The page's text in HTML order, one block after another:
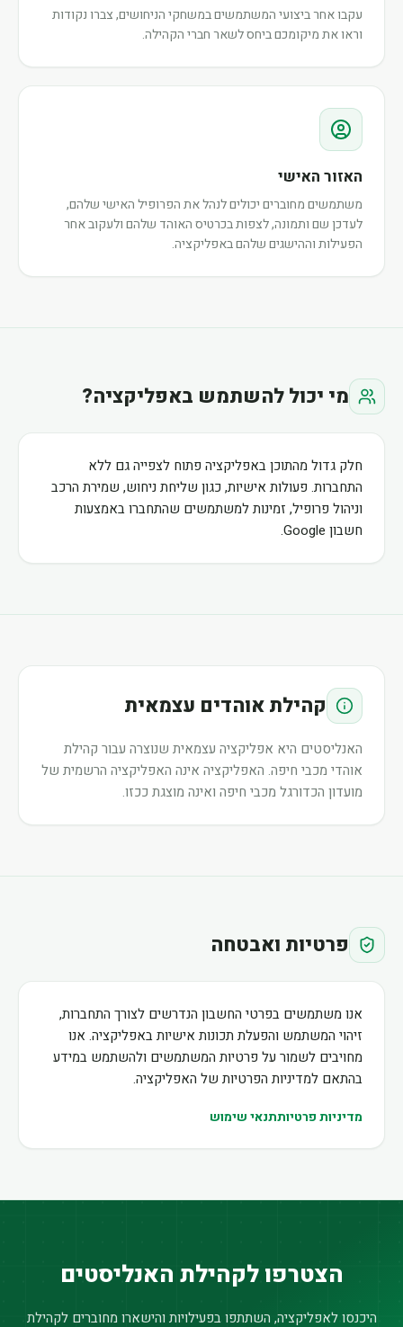
עקבו אחר ביצועי המשתמשים במשחקי הניחושים, צברו נקודות
וראו את מיקומכם ביחס לשאר חברי הקהילה.
האזור האישי
משתמשים מחוברים יכולים לנהל את הפרופיל האישי שלהם,
לעדכן שם ותמונה, לצפות בכרטיס האוהד שלהם ולעקוב אחר
הפעילות וההישגים שלהם באפליקציה.
מי יכול להשתמש באפליקציה?
חלק גדול מהתוכן באפליקציה פתוח לצפייה גם ללא
התחברות. פעולות אישיות, כגון שליחת ניחוש, שמירת הרכב
וניהול פרופיל, זמינות למשתמשים שהתחברו באמצעות
חשבון Google.
קהילת אוהדים עצמאית
האנליסטים היא אפליקציה עצמאית שנוצרה עבור קהילת
אוהדי מכבי חיפה. האפליקציה אינה האפליקציה הרשמית של
מועדון הכדורגל מכבי חיפה ואינה מוצגת ככזו.
פרטיות ואבטחה
אנו משתמשים בפרטי החשבון הנדרשים לצורך התחברות,
זיהוי המשתמש והפעלת תכונות אישיות באפליקציה. אנו
מחויבים לשמור על פרטיות המשתמשים ולהשתמש במידע
בהתאם למדיניות הפרטיות של האפליקציה.
מדיניות פרטיותתנאי שימוש
הצטרפו לקהילת האנליסטים
היכנסו לאפליקציה, השתתפו בפעילויות והישארו מחוברים לקהילת